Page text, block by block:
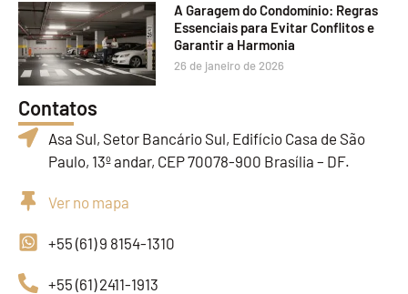
A Garagem do Condomínio: Regras
Essenciais para Evitar Conflitos e
Garantir a Harmonia
26 de janeiro de 2026
Contatos
Asa Sul, Setor Bancário Sul, Edifício Casa de São
Paulo, 13º andar, CEP 70078-900 Brasília – DF.
Ver no mapa
+55 (61) 9 8154-1310
+55 (61) 2411-1913